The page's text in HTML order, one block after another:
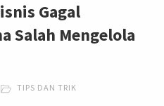
Gagal
Salah Mengelola
TIPS DAN TRIK